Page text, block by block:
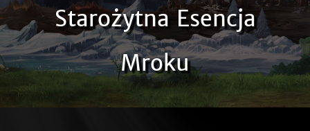
Starożytna Esencja
Mroku